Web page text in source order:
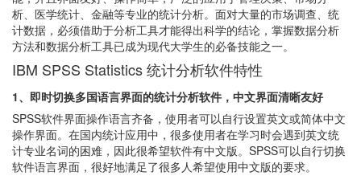
析、医学统计、金融等专业的统计分析。面对大量的市场调查、统
计数据，必须借助于分析工具才能得出科学的结论，掌握数据分析
方法和数据分析工具已成为现代大学生的必备技能之一。
IBM SPSS Statistics 统计分析软件特性
1、即时切换多国语言界面的统计分析软件，中文界面清晰友好
SPSS软件界面操作语言齐备，使用者可以自行设置英文或简体中文
操作界面。在国内统计应用中，很多使用者在学习时会遇到英文统
计专业名词的困难，因此很希望软件有中文版。SPSS可以自行切换
软件语言界面，很好地满足了很多人希望使用中文版的要求。